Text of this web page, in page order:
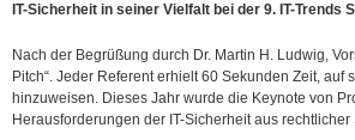
IT-Sicherheit in seiner Vielfalt bei der 9. IT-Trends
Nach der Begrüßung durch Dr. Martin H. Ludwig,
Pitch“. Jeder Referent erhielt 60 Sekunden Zeit,
hinzuweisen. Dieses Jahr wurde die Keynote von
Herausforderungen der IT-Sicherheit aus